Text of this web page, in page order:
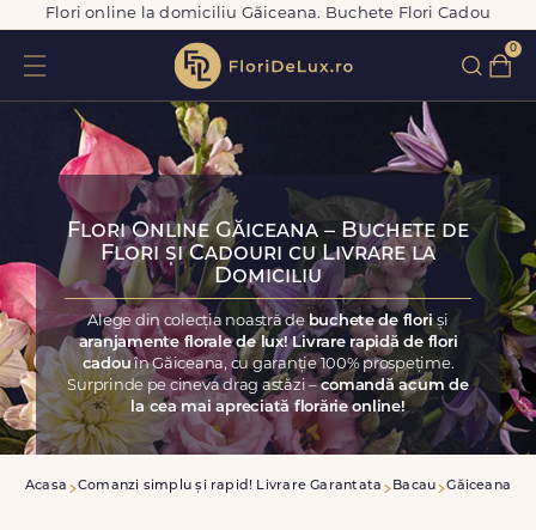
Flori online la domiciliu Găiceana. Buchete Flori Cadou
0
Flori Online Găiceana – Buchete de
Flori și Cadouri cu Livrare la
Domiciliu
Alege din colecția noastră de buchete de floriși
aranjamente florale de lux! Livrare rapidă de flori
cadouîn Găiceana, cu garanție 100% prospețime.
Surprinde pe cineva drag astăzi –comandă acum de
la cea mai apreciată florărie online!
Acasa Comanzi simplu și rapid! Livrare Garantata Bacau Găiceana